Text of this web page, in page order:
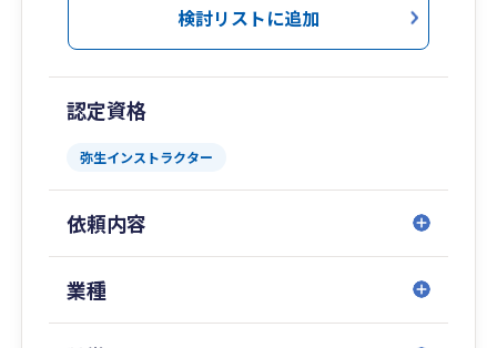
2.面談はご来社又はZOOM、連絡は電話メールチ
国対応できているのはお問合せ時にLINE（ライ
ン）やオンライン面談としてZOOM（ズーム）や
Google Meet（グーグルミート）の活用やチャッ
トワークやを活用してるためです。
オンライン面談では私どもの顔を見えるようにし
て、画面共有するなどしながら臨場感ある形でサ
ポートしております。
お客様から「直接会ったことはないけど、本当に
パートナーのようです。」とおっしゃって頂けた
検討リストに追加
認定資格
弥生インストラクター
依頼内容
業種